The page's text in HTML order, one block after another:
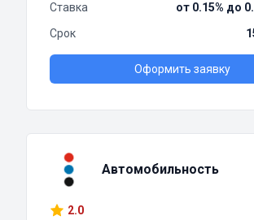
Ставка
от 0.15% до
Срок
Оформить заявку
Автомобильность
2.0